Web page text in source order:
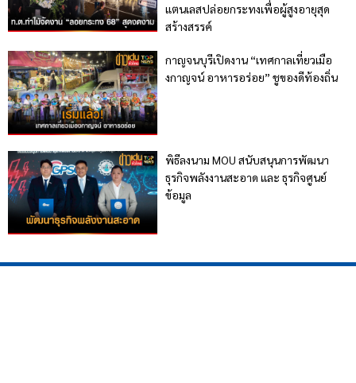
แตนเลสปล่อยกระทงเพื่อผู้สูงอายุสุด
สร้างสรรค์
กาญจนบุรีเปิดงาน “เทศกาลเที่ยวเมือ
งกาญจน์ อาหารอร่อย” ชูของดีท้องถิ่น
พิธีลงนาม MOU สนับสนุนการพัฒนา
ธุรกิจพลังงานสะอาด และ ธุรกิจศูนย์
ข้อมูล